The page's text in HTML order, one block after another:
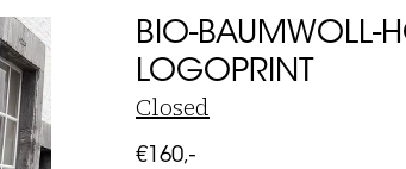
BIO-BAUMWOLL-
LOGOPRINT
Closed
€160,-